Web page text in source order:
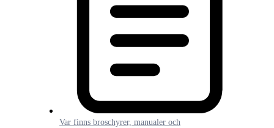
Var finns broschyrer, manualer och